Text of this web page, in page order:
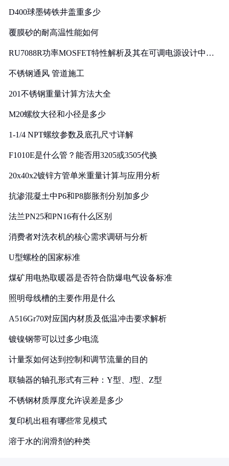
D400球墨铸铁井盖重多少
覆膜砂的耐高温性能如何
RU7088R功率MOSFET特性解析及其在可调电源设计中的
不锈钢通风 管道施工
201不锈钢重量计算方法大全
M20螺纹大径和小径是多少
1-1/4 NPT螺纹参数及底孔尺寸详解
F1010E是什么管？能否用3205或3505代换
20x40x2镀锌方管单米重量计算与应用分析
抗渗混凝土中P6和P8膨胀剂分别加多少
法兰PN25和PN16有什么区别
消费者对洗衣机的核心需求调研与分析
U型螺栓的国家标准
煤矿用电热取暖器是否符合防爆电气设备标准
照明母线槽的主要作用是什么
A516Gr70对应国内材质及低温冲击要求解析
镀镍钢带可以过多少电流
计量泵如何达到控制和调节流量的目的
联轴器的轴孔形式有三种：Y型、J型、Z型
不锈钢材质厚度允许误差是多少
复印机出租有哪些常见模式
溶于水的润滑剂的种类